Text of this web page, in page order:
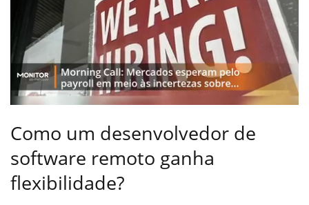
Como um desenvolvedor de
software remoto ganha
flexibilidade?